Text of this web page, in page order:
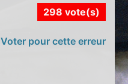
298 vote(s)
Voter pour cette erreur